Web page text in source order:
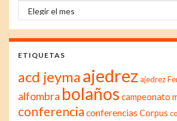
Archivo
ETIQUETAS
acd jeymaajedrez ajedrez
alfombra bolaños campeonato
conferencia conferencias Corpus